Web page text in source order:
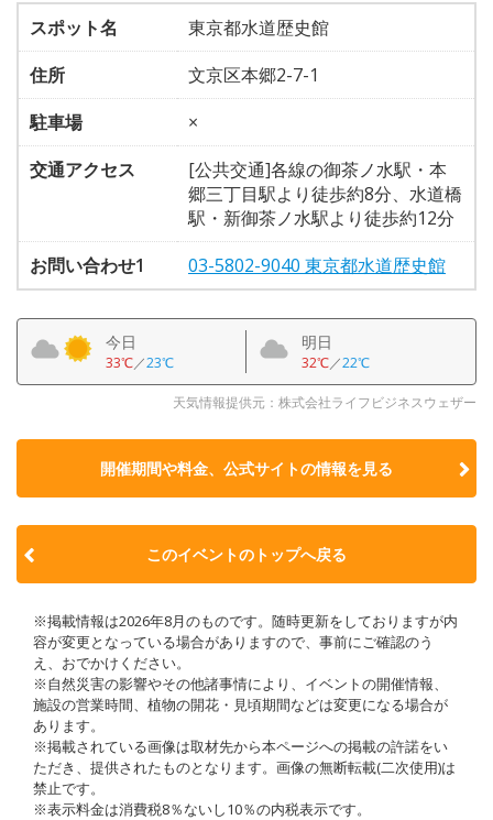
スポット名
東京都水道歴史館
住所
文京区本郷2-7-1
駐車場
×
交通アクセス
[公共交通]各線の御茶ノ水駅・本
郷三丁目駅より徒歩約8分、水道橋
駅・新御茶ノ水駅より徒歩約12分
お問い合わせ1
03-5802-9040 東京都水道歴史館
今日
33℃／23℃
明日
32℃／22℃
天気情報提供元：株式会社ライフビジネスウェザー
開催期間や料金、公式サイトの情報を見る
このイベントのトップへ戻る
※掲載情報は2026年8月のものです。随時更新をしておりますが内
容が変更となっている場合がありますので、事前にご確認のう
え、おでかけください。
※自然災害の影響やその他諸事情により、イベントの開催情報、
施設の営業時間、植物の開花・見頃期間などは変更になる場合が
あります。
※掲載されている画像は取材先から本ページへの掲載の許諾をい
ただき、提供されたものとなります。画像の無断転載(二次使用)は
禁止です。
※表示料金は消費税8％ないし10％の内税表示です。